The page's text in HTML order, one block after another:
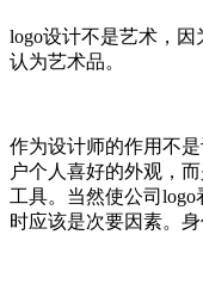
logo设计不是艺术，
认为艺术品。
作为设计师的作用不
户个人喜好的外观，
工具。当然使公司
时应该是次要因素。身